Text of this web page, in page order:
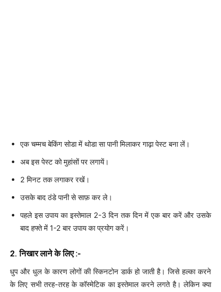
एक चम्मच बेकिंग सोडा में थोडा सा पानी मिलाकर गाढ़ा पेस्ट बना लें।
अब इस पेस्ट को मुहांसों पर लगायें।
2 मिनट तक लगाकर रखें।
उसके बाद ठंडे पानी से साफ़ कर ले।
पहले इस उपाय का इस्तेमाल 2-3 दिन तक दिन में एक बार करें और उसके
बाद हफ्ते में 1-2 बार उपाय का प्रयोग करें।
2. निखार लाने के लिए :-
धुप और धुल के कारण लोगों की स्किनटोन डार्क हो जाती है। जिसे हल्का करने
के लिए सभी तरह-तरह के कॉस्मेटिक का इस्तेमाल करने लगते है। लेकिन क्या